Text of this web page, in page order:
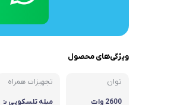
ویژگی‌های محصول
توان
2600 وات
تجهیزات همراه
میله تلسکوپی ت